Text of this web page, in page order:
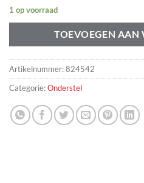
1 op voorraad
TOEVOEGEN AAN
Artikelnummer:824542
Categorie:Onderstel